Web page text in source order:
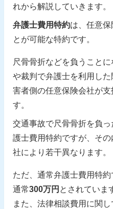
れから解説していきます。
弁護士費用特約は、任意保
とが可能な特約です。
尺骨骨折などを負うこと
や裁判で弁護士を利用し
害者側の任意保険会社が
す。
交通事故で尺骨骨折を負
護士費用特約ですが、そ
社により若干異なります。
ただ、通常弁護士費用特
通常300万円 とされていま
また、法律相談費用に関